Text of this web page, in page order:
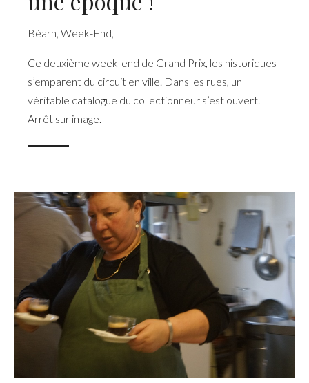
Béarn Week-End
Ce deuxième week-end de Grand Prix, les historiques
s’emparent du circuit en ville. Dans les rues, un
véritable catalogue du collectionneur s’est ouvert.
Arrêt sur image.